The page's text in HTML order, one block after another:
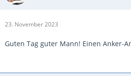
23. November 2023
Guten Tag guter Mann! Einen Anker-